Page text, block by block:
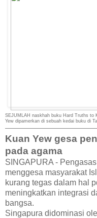
SEJUMLAH naskhah buku Hard Truths to
Yew dipamerkan di sebuah kedai buku di
Kuan Yew gesa
pada agama
SINGAPURA -
menggesa masyarakat
kurang tegas dalam hal
meningkatkan integrasi
bangsa.
Singapura didominasi